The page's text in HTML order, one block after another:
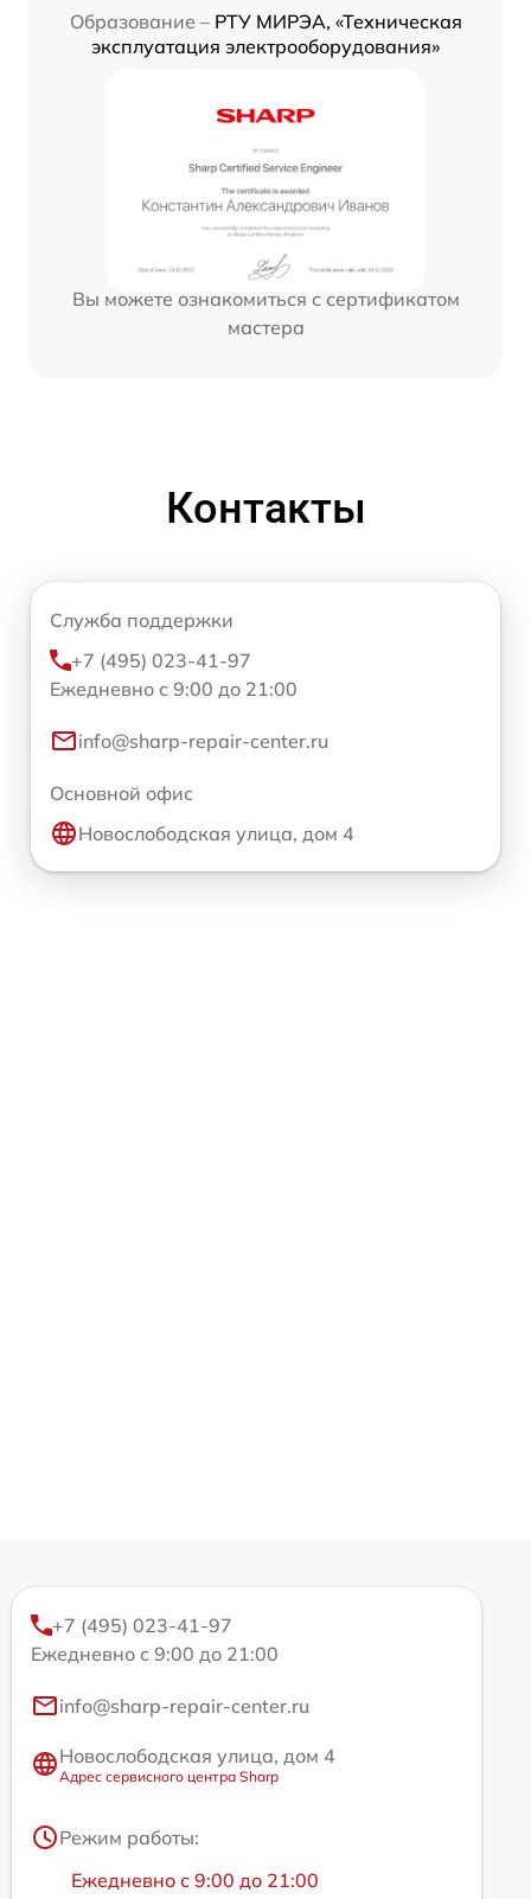
Образование – РТУ МИРЭА, «Техническая
эксплуатация электрооборудования»
Вы можете ознакомиться с сертификатом
мастера
Контакты
Служба поддержки
+7 (495) 023-41-97
Ежедневно с 9:00 до 21:00
info@sharp-repair-center.ru
Основной офис
Новослободская улица, дом 4
+7 (495) 023-41-97
Ежедневно с 9:00 до 21:00
info@sharp-repair-center.ru
Новослободская улица, дом 4
Адрес сервисного центра Sharp
Режим работы:
Ежедневно с 9:00 до 21:00